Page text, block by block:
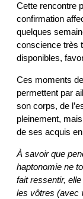
Cette rencontre
confirmation
quelques
conscience très
disponibles,
Ces moments
permettent par
son corps, de
pleinement,
de ses acquis
À savoir que
haptonomie ne
fait ressentir,
les vôtres (avec